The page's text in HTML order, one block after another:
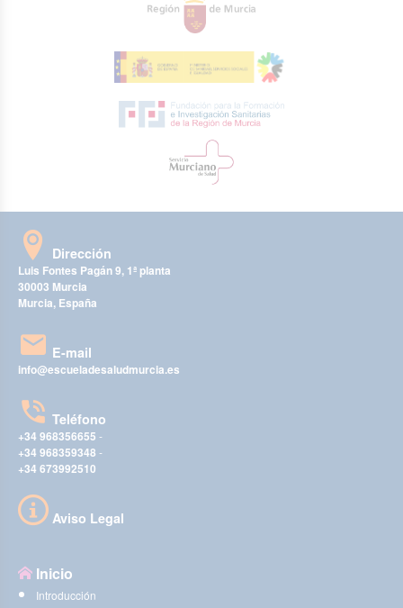
Dirección
Luis Fontes Pagán 9, 1ª planta
30003 Murcia
Murcia, España
E-mail
info@escueladesaludmurcia.es
Teléfono
+34 968356655 -
+34 968359348 -
+34 673992510
Aviso Legal
Inicio
Introducción